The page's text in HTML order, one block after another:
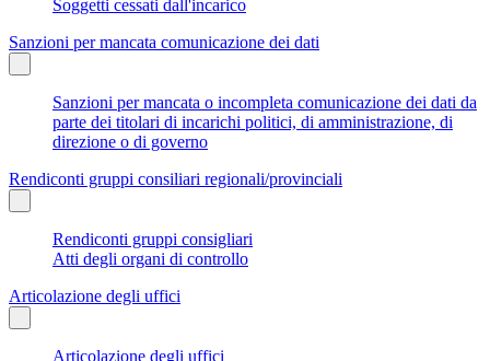
Soggetti cessati dall'incarico
Sanzioni per mancata comunicazione dei dati
Sanzioni per mancata o incompleta comunicazione dei dati da
parte dei titolari di incarichi politici, di amministrazione, di
direzione o di governo
Rendiconti gruppi consiliari regionali/provinciali
Rendiconti gruppi consigliari
Atti degli organi di controllo
Articolazione degli uffici
Articolazione degli uffici